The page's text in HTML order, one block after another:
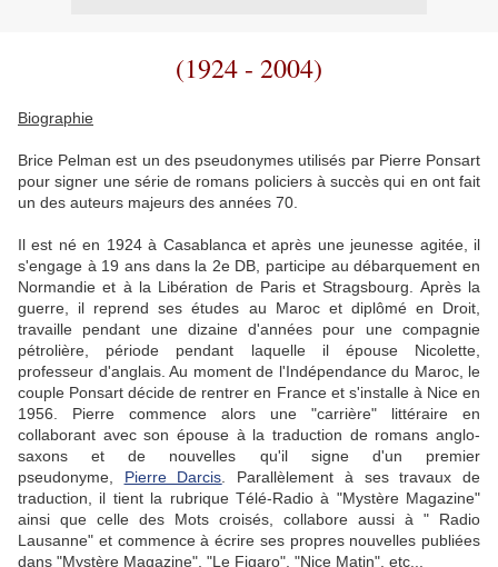
(1924 - 2004)
Biographie
Brice Pelman est un des pseudonymes utilisés par Pierre Ponsart
pour signer une série de romans policiers à succès qui en ont fait
un des auteurs majeurs des années 70.
Il est né en 1924 à Casablanca et après une jeunesse agitée, il
s'engage à 19 ans dans la 2e DB, participe au débarquement en
Normandie et à la Libération de Paris et Stragsbourg. Après la
guerre, il reprend ses études au Maroc et diplômé en Droit,
travaille pendant une dizaine d'années pour une compagnie
pétrolière, période pendant laquelle il épouse Nicolette,
professeur d'anglais. Au moment de l'Indépendance du Maroc, le
couple Ponsart décide de rentrer en France et s'installe à Nice en
1956. Pierre commence alors une "carrière" littéraire en
collaborant avec son épouse à la traduction de romans anglo-
saxons et de nouvelles qu'il signe d'un premier
pseudonyme, Pierre Darcis . Parallèlement à ses travaux de
traduction, il tient la rubrique Télé-Radio à "Mystère Magazine"
ainsi que celle des Mots croisés, collabore aussi à " Radio
Lausanne" et commence à écrire ses propres nouvelles publiées
dans "Mystère Magazine", "Le Figaro", "Nice Matin", etc...